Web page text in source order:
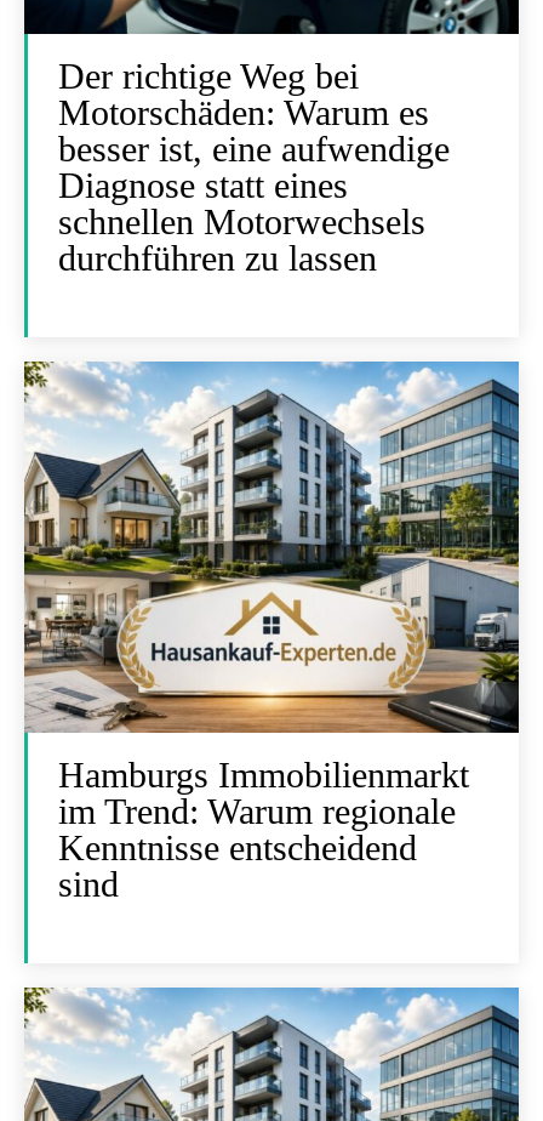
Der richtige Weg bei
Motorschäden: Warum es
besser ist, eine aufwendige
Diagnose statt eines
schnellen Motorwechsels
durchführen zu lassen
Hamburgs Immobilienmarkt
im Trend: Warum regionale
Kenntnisse entscheidend
sind